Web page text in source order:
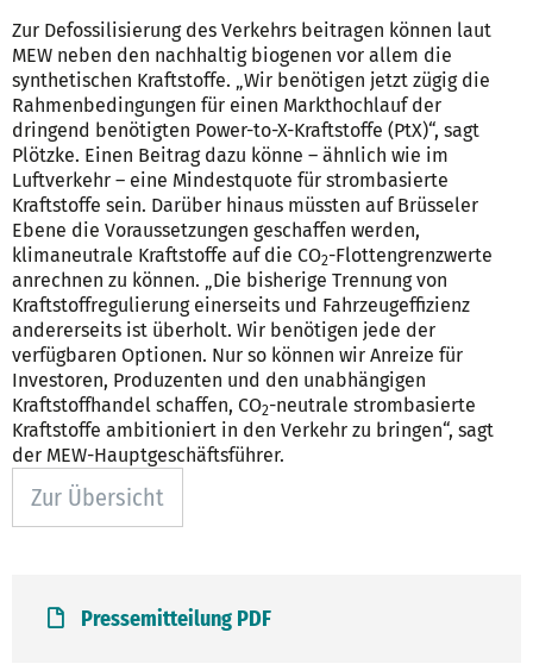
Zur Defossilisierung des Verkehrs beitragen können laut
MEW neben den nachhaltig biogenen vor allem die
synthetischen Kraftstoffe. „Wir benötigen jetzt zügig die
Rahmenbedingungen für einen Markthochlauf der
dringend benötigten Power-to-X-Kraftstoffe (PtX)“, sagt
Plötzke. Einen Beitrag dazu könne – ähnlich wie im
Luftverkehr – eine Mindestquote für strombasierte
Kraftstoffe sein. Darüber hinaus müssten auf Brüsseler
Ebene die Voraussetzungen geschaffen werden,
klimaneutrale Kraftstoffe auf die CO2-Flottengrenzwerte
anrechnen zu können. „Die bisherige Trennung von
Kraftstoffregulierung einerseits und Fahrzeugeffizienz
andererseits ist überholt. Wir benötigen jede der
verfügbaren Optionen. Nur so können wir Anreize für
Investoren, Produzenten und den unabhängigen
Kraftstoffhandel schaffen, CO2-neutrale strombasierte
Kraftstoffe ambitioniert in den Verkehr zu bringen“, sagt
der MEW-Hauptgeschäftsführer.
Zur Übersicht
Pressemitteilung PDF